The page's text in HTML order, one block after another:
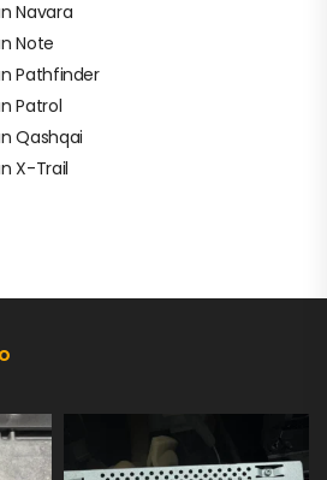
Navara
Note
Pathfinder
Patrol
Qashqai
X-Trail